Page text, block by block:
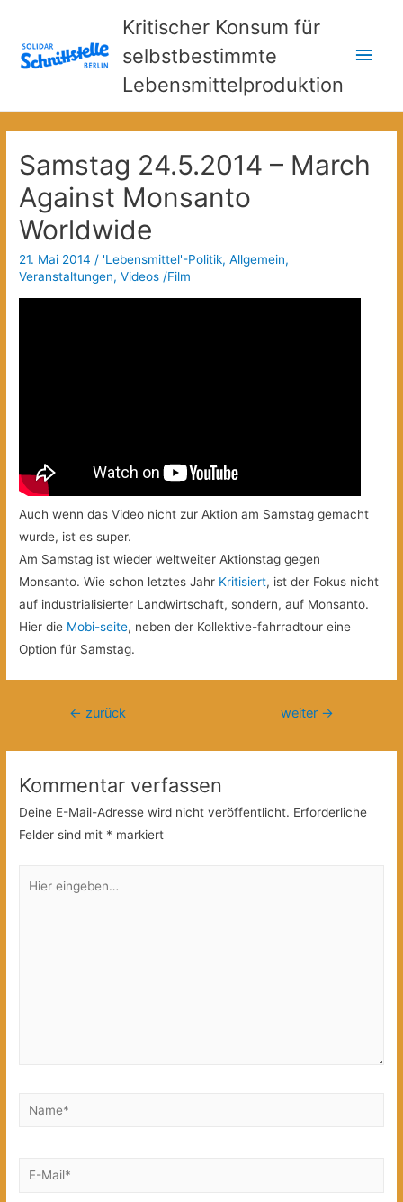
Kritischer Konsum für
selbstbestimmte
Lebensmittelproduktion
Samstag 24.5.2014 – March
Against Monsanto
Worldwide
21. Mai 2014 / 'Lebensmittel'-Politik,Allgemein,
Veranstaltungen,Videos /Film
Auch wenn das Video nicht zur Aktion am Samstag gemacht
wurde, ist es super.
Am Samstag ist wieder weltweiter Aktionstag gegen
Monsanto. Wie schon letztes Jahr Kritisiert, ist der Fokus nicht
auf industrialisierter Landwirtschaft, sondern, auf Monsanto.
Hier die Mobi-seite, neben der Kollektive-fahrradtour eine
Option für Samstag.
Beitragsnavigation
← zurück weiter →
Kommentar verfassen
Deine E-Mail-Adresse wird nicht veröffentlicht. Erforderliche
Felder sind mit * markiert
eingeben…
Name*
E-